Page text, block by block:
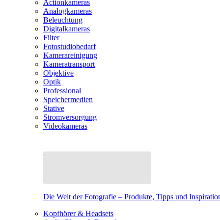
Actionkameras
Analogkameras
Beleuchtung
Digitalkameras
Filter
Fotostudiobedarf
Kamerareinigung
Kameratransport
Objektive
Optik
Professional
Speichermedien
Stative
Stromversorgung
Videokameras
Die Welt der Fotografie – Produkte, Tipps und
Kopfhörer & Headsets